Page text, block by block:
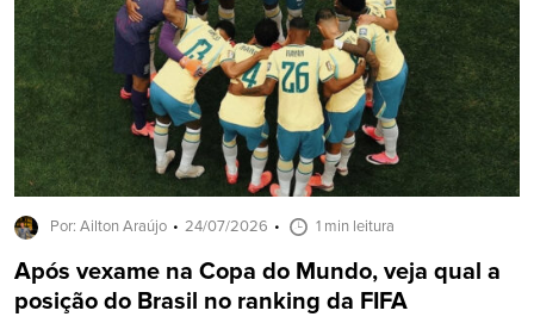
Por: Ailton Araújo 24/07/2026 1 min leitura
Após vexame na Copa do Mundo, veja qual a
posição do Brasil no ranking da FIFA